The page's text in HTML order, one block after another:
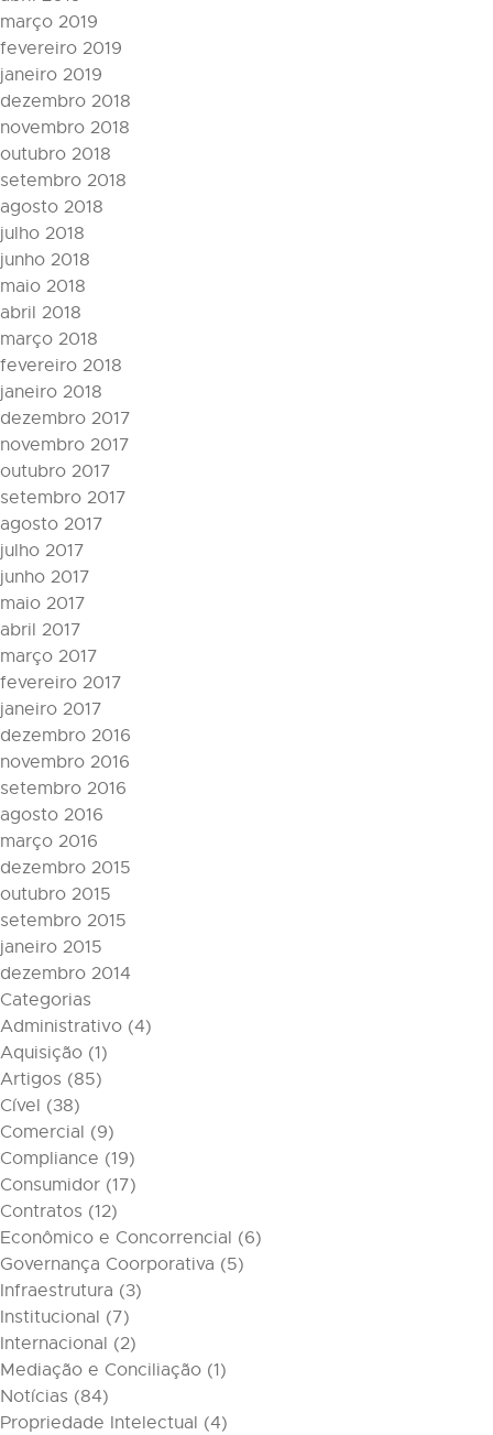
março 2019
fevereiro 2019
janeiro 2019
dezembro 2018
novembro 2018
outubro 2018
setembro 2018
agosto 2018
julho 2018
junho 2018
maio 2018
abril 2018
março 2018
fevereiro 2018
janeiro 2018
dezembro 2017
novembro 2017
outubro 2017
setembro 2017
agosto 2017
julho 2017
junho 2017
maio 2017
abril 2017
março 2017
fevereiro 2017
janeiro 2017
dezembro 2016
novembro 2016
setembro 2016
agosto 2016
março 2016
dezembro 2015
outubro 2015
setembro 2015
janeiro 2015
dezembro 2014
Categorias
Administrativo (4)
Aquisição (1)
Artigos (85)
Cível (38)
Comercial (9)
Compliance (19)
Consumidor (17)
Contratos (12)
Econômico e Concorrencial (6)
Governança Coorporativa (5)
Infraestrutura (3)
Institucional (7)
Internacional (2)
Mediação e Conciliação (1)
Notícias (84)
Propriedade Intelectual (4)